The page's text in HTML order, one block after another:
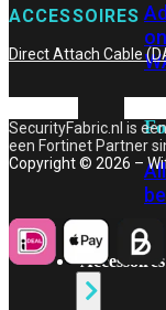
on
Accessoires
ACCESSOIRES
Direct Attach Cable
SecurityFabric.nl is
een Fortinet Partner
Copyright © 2026 –